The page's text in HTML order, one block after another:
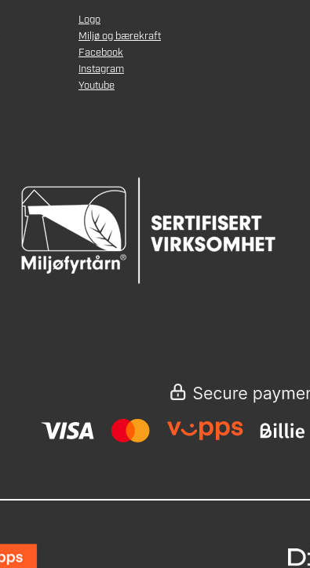
Logo
Miljø og bærekraft
Facebook
Instagram
Youtube